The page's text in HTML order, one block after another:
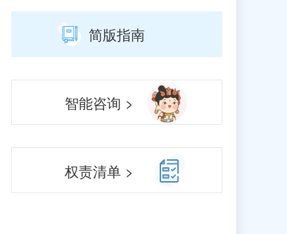
简版指南
智能咨询 >
权责清单 >